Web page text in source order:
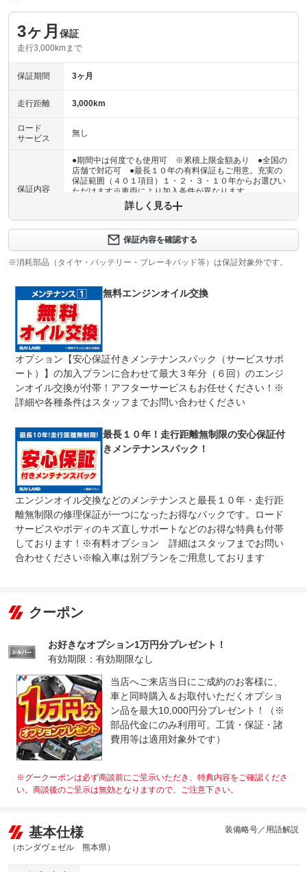
3ヶ月 保証
走行3,000kmまで
保証期間 3ヶ月
走行距離 3,000km
ロード
サービス
無し
保証内容
●期間中は何度でも使用可 ※累積上限金額あり ●全国の
店舗で対応可 ●最長１０年の有料保証もご用意。充実の
保証範囲（４０１項目）１・２・３・１０年からお選びい
ただけます※車両により加入条件が異なります
保証項目
３ヶ月・３０００ｋｍ以内ならエンジン、トランスミッシ
ョン、ハイブリッド、ステアリング、ブレーキの各機構に
おける主要項目を無償修理（または交換）いたします。
修理回数 無制限
上限金額
車両本体価格
期間中は何度でも修理可能！修理金額は車両本体価格の１
００％までしっかり保証します。車両本体価格５０万円以
下の場合は５０万円まで保証します。
免責金
無し
保証修理の対象となる場合は、お客様の費用負担は一切ご
ざいません。
保証修理
全国のネクステージで受付可能！ご遠方でネクステージに
は、スタッフまでお気軽にお尋ねください。
法定整備 整備無 車両状態については販売店にご確認ください
法定整備
について
-
詳しく見る
保証内容を確認する
※消耗部品（タイヤ・バッテリー・ブレーキパッド等）は保証対象外です。
無料エンジンオイル交換
オプション【安心保証付きメンテナンスパック（サービスサポ
ート）】の加入プランに合わせて最大３年分（６回）のエンジ
ンオイル交換が付帯！アフターサービスもお任せください！※
詳細や各種条件はスタッフまでお問い合わせください
最長１０年！走行距離無制限の安心保証付
きメンテナンスパック！
エンジンオイル交換などのメンテナンスと最長１０年・走行距
離無制限の修理保証が一つになったお得なパックです。ロード
サービスやボディのキズ直しサポートなどのお得な特典も付帯
しております！※有料オプション 詳細はスタッフまでお問い
合わせください※輸入車は別プランをご用意しております
クーポン
お好きなオプション1万円分プレゼント！
有効期限：有効期限なし
当店へご来店当日にご成約のお客様に、
車と同時購入＆お取付いただくオプショ
ン品を最大10,000円分プレゼント！（※
部品代金にのみ利用可。工賃・保証・諸
費用等は適用対象外です）
※グークーポンは必ず商談前にご呈示いただき、特典内容をご確認くださ
い。商談後のご呈示は無効となりますので、ご注意下さい。
基本仕様
（ホンダヴェゼル 熊本県）
装備略号／用語解説